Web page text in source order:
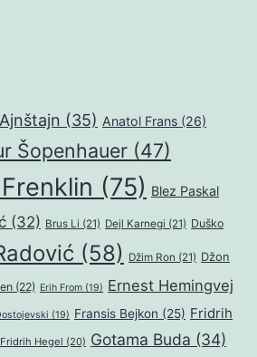
(35) Anatol Frans (26)
Šopenhauer (47)
(75) Blez Paskal
(32) Brus Li (21) Dejl Karnegi (21) Duško
(58) Džim Ron (21) Džon
(22) Erih From (19) Ernest Hemingvej
(19) Fransis Bejkon (25) Fridrih
Hegel (20) Gotama Buda (34)